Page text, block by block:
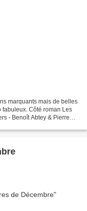
marquants mais de belles
fabuleux. Côté roman Les
- Benoît Abtey & Pierre